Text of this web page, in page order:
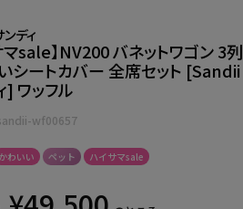
ディ
マsale】NV200 バネットワゴン 3列
シートカバー 全席セット [Sandii
] ワッフル
wf00657
かわいい ペット ハイサマsale